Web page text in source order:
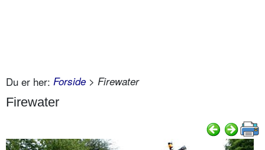
Du er her: Forside > Firewater
Firewater